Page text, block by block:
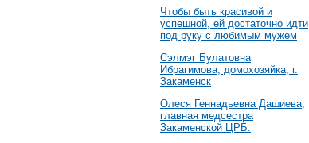
Чтобы быть красивой и
успешной, ей достаточно идти
под руку с любимым мужем
Сэлмэг Булатовна
Ибрагимова, домохозяйка, г.
Закаменск
Олеся Геннадьевна Дашиева,
главная медсестра
Закаменской ЦРБ.